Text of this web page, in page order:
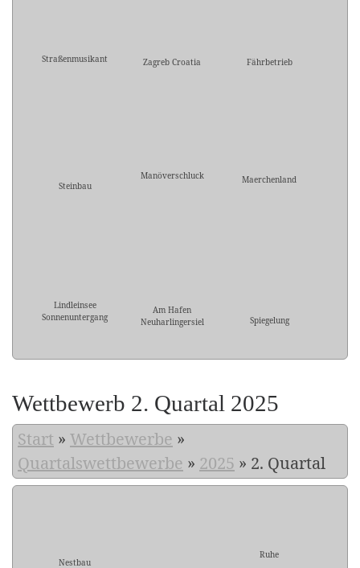
Straßenmusikant Zagreb Croatia Fährbetrieb
Steinbau
Manöverschluck Maerchenland
Lindleinsee
Sonnenuntergang
Am Hafen
Neuharlingersiel
Spiegelung
Wettbewerb 2. Quartal 2025
Start » Wettbewerbe »
Quartalswettbewerbe » 2025 » 2. Quartal
Nestbau
Ruhe